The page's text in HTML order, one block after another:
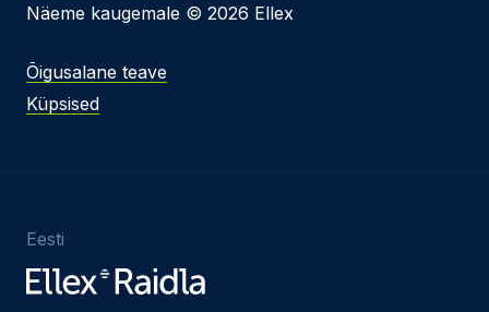
Näeme kaugemale © 2026 Ellex
Õigusalane teave
Küpsised
Eesti